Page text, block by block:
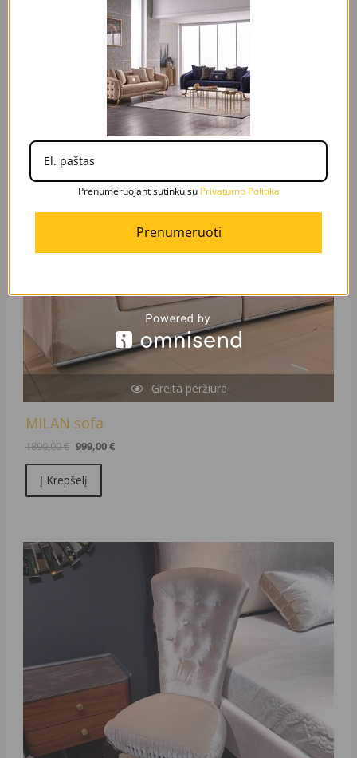
Dažnai renkasi
Greita peržiūra
MILAN sofa
1890,00€
Original
1890,00 €.
999,00€
Current
price
999,00 €.
Į Krepšelį
Original
price
was:
Prenumeruojant sutinku su Privatumo Politika
Prenumeruoti